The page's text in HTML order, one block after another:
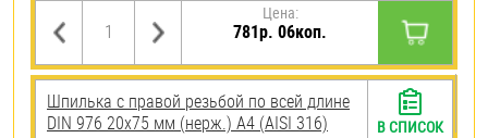
Цена:
781р. 06коп.
Шпилька с правой резьбой по всей длине
DIN 976 20х75 мм (нерж.) A4 (AISI 316)
В СПИСОК